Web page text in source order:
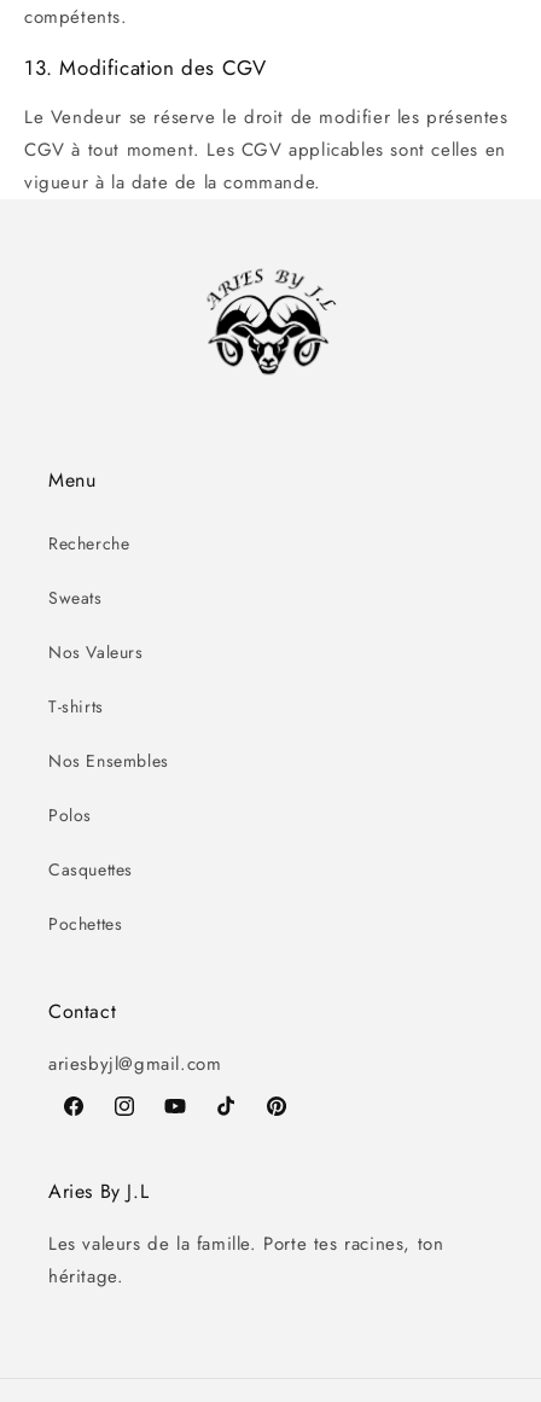
compétents.
13. Modification des CGV
Le Vendeur se réserve le droit de modifier les présentes
CGV à tout moment. Les CGV applicables sont celles en
vigueur à la date de la commande.
Menu
Recherche
Sweats
Nos Valeurs
T-shirts
Nos Ensembles
Polos
Casquettes
Pochettes
Contact
ariesbyjl@gmail.com
FacebookInstagramYouTubeTikTok Pinterest
Aries By J.L
Les valeurs de la famille. Porte tes racines, ton
héritage.